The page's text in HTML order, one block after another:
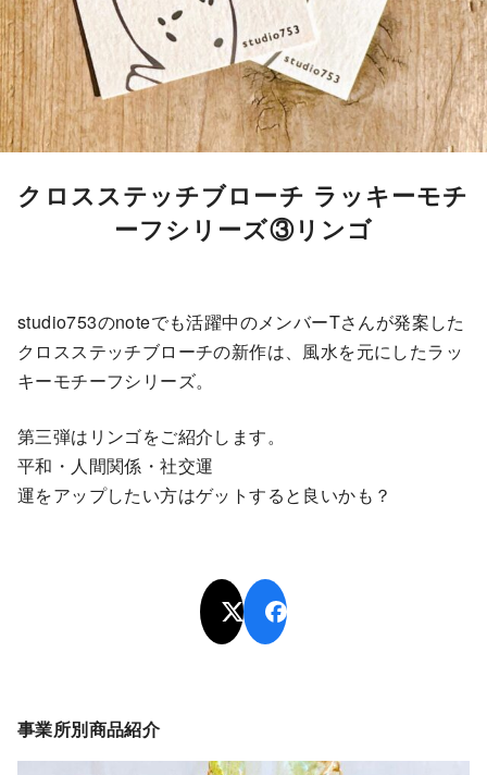
クロスステッチブローチ ラッキーモチ
ーフシリーズ③リンゴ
studio753のnoteでも活躍中のメンバーTさんが発案した
クロスステッチブローチの新作は、風水を元にしたラッ
キーモチーフシリーズ。
第三弾はリンゴをご紹介します。
平和・人間関係・社交運
運をアップしたい方はゲットすると良いかも？
事業所別商品紹介